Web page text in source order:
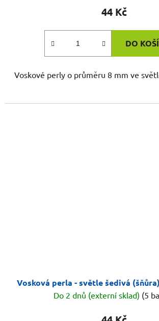
44 Kč
DO
Voskové perly o průměru 8 mm ve
Vosková perla - světle šedivá
Do 2 dnů (externí sklad) (5